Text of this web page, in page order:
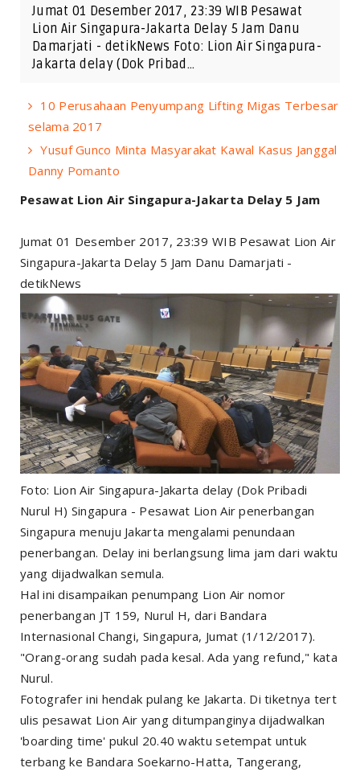
Jumat 01 Desember 2017, 23:39 WIB Pesawat
Lion Air Singapura-Jakarta Delay 5 Jam Danu
Damarjati - detikNews Foto: Lion Air Singapura-
Jakarta delay (Dok Pribad…
10 Perusahaan Penyumpang Lifting Migas Terbesar
selama 2017
Yusuf Gunco Minta Masyarakat Kawal Kasus Janggal
Danny Pomanto
Pesawat Lion Air Singapura-Jakarta Delay 5 Jam
Jumat 01 Desember 2017, 23:39 WIB Pesawat Lion Air
Singapura-Jakarta Delay 5 Jam Danu Damarjati -
detikNews
Foto: Lion Air Singapura-Jakarta delay (Dok Pribadi
Nurul H) Singapura - Pesawat Lion Air penerbangan
Singapura menuju Jakarta mengalami penundaan
penerbangan. Delay ini berlangsung lima jam dari waktu
yang dijadwalkan semula.
Hal ini disampaikan penumpang Lion Air nomor
penerbangan JT 159, Nurul H, dari Bandara
Internasional Changi, Singapura, Jumat (1/12/2017).
"Orang-orang sudah pada kesal. Ada yang refund," kata
Nurul.
Fotografer ini hendak pulang ke Jakarta. Di tiketnya tert
ulis pesawat Lion Air yang ditumpanginya dijadwalkan
'boarding time' pukul 20.40 waktu setempat untuk
terbang ke Bandara Soekarno-Hatta, Tangerang,